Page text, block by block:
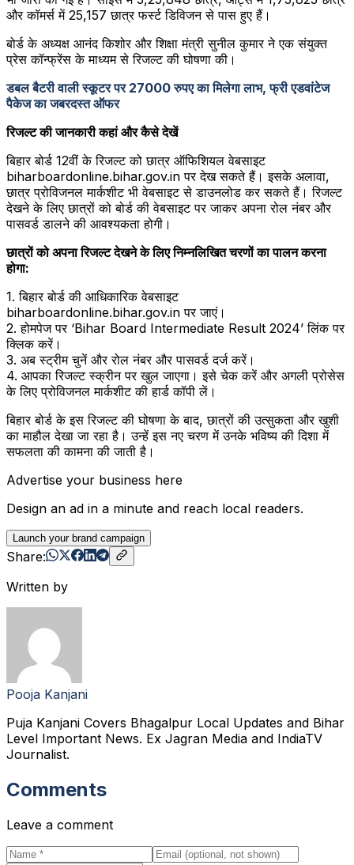
और कॉमर्स में 25,157 छात्र फर्स्ट डिविजन से पास हुए हैं।
बोर्ड के अध्यक्ष आनंद किशोर और शिक्षा मंत्री सुनील कुमार ने एक संयुक्त
प्रेस कॉन्फ्रेंस के माध्यम से रिजल्ट की घोषणा की।
डबल बैटरी वाली स्कूटर पर 27000 रुपए का मिलेगा लाभ, फ्री एडवांटेज
पैकेज का जबरदस्त ऑफर
रिजल्ट की जानकारी कहां और कैसे देखें
बिहार बोर्ड 12वीं के रिजल्ट को छात्र ऑफिशियल वेबसाइट
biharboardonline.bihar.gov.in पर देख सकते हैं। इसके अलावा,
छात्र प्रोविजनल मार्कशीट भी वेबसाइट से डाउनलोड कर सकते हैं। रिजल्ट
देखने के लिए छात्रों को बोर्ड की वेबसाइट पर जाकर अपना रोल नंबर और
पासवर्ड डालने की आवश्यकता होगी।
छात्रों को अपना रिजल्ट देखने के लिए निम्नलिखित चरणों का पालन करना
होगा:
1. बिहार बोर्ड की आधिकारिक वेबसाइट
biharboardonline.bihar.gov.in पर जाएं।
2. होमपेज पर ‘Bihar Board Intermediate Result 2024’ लिंक पर
क्लिक करें।
3. अब स्ट्रीम चुनें और रोल नंबर और पासवर्ड दर्ज करें।
4. आपका रिजल्ट स्क्रीन पर खुल जाएगा। इसे चेक करें और अगली प्रोसेस
के लिए प्रोविजनल मार्कशीट की हार्ड कॉपी लें।
बिहार बोर्ड के इस रिजल्ट की घोषणा के बाद, छात्रों की उत्सुकता और खुशी
का माहौल देखा जा रहा है। उन्हें इस नए चरण में उनके भविष्य की दिशा में
सफलता की कामना की जाती है।
Advertise your business here
Design an ad in a minute and reach local readers.
Launch your brand campaign
Share:
Written by
Pooja Kanjani
Puja Kanjani Covers Bhagalpur Local Updates and Bihar
Level Important News. Ex Jagran Media and IndiaTV
Journalist.
Comments
Leave a comment